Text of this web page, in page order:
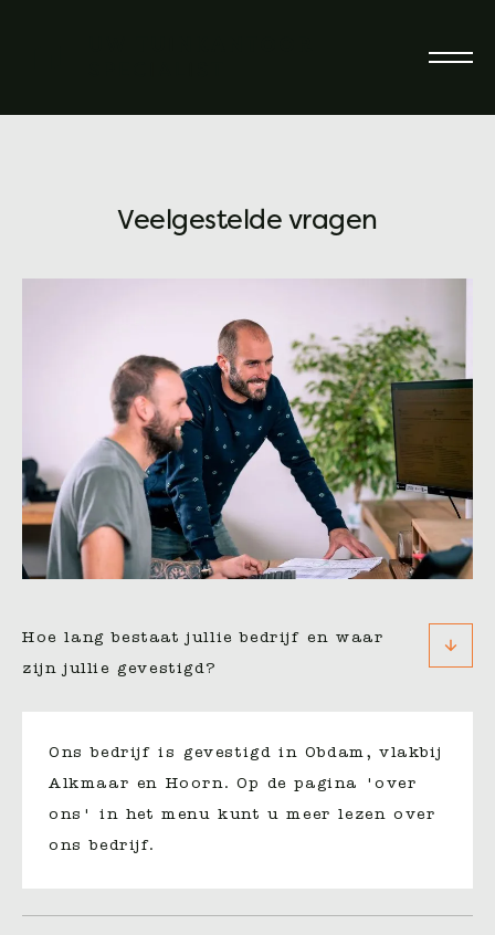
Veelgestelde vragen
Hoe lang bestaat jullie bedrijf en waar
zijn jullie gevestigd?
Ons bedrijf is gevestigd in Obdam, vlakbij
Alkmaar en Hoorn. Op de pagina 'over
ons' in het menu kunt u meer lezen over
ons bedrijf.